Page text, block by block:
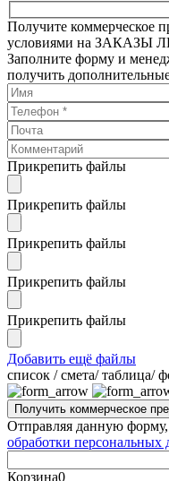
Получите коммерческое
условиями на
Заполните форму и
получить
Прикрепить файлы
Прикрепить файлы
Прикрепить файлы
Прикрепить файлы
Прикрепить файлы
Добавить ещё файлы
cписок / смета/ таблица/
Отправляя данную
обработки персональных
Корзина0